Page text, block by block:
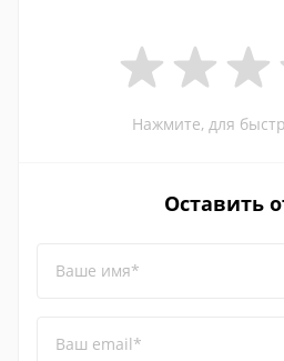
Нажмите, для
Оставить
Ваше имя*
Ваш email*